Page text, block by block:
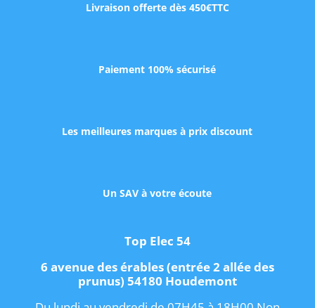
Livraison offerte dès 450€TTC
Paiement 100% sécurisé
Les meilleures marques à prix discount
Un SAV à votre écoute
Top Elec 54
6 avenue des érables (entrée 2 allée des
prunus) 54180 Houdemont